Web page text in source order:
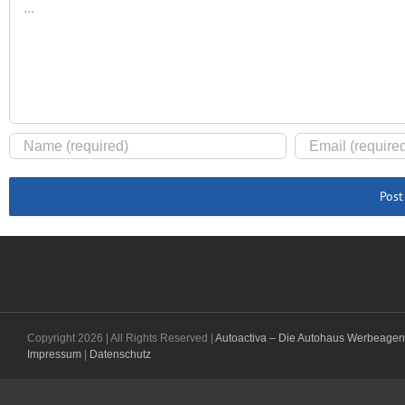
Copyright 2026 | All Rights Reserved | Autoactiva – Die Autohaus
Impressum
Datenschutz